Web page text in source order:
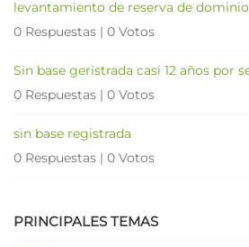
levantamiento de reserva de dominio
0 Respuestas | 0 Votos
Sin base geristrada casi 12 años por
0 Respuestas | 0 Votos
sin base registrada
0 Respuestas | 0 Votos
PRINCIPALES TEMAS